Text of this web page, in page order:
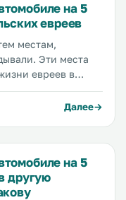
на 5
евреев
местам,
Эти места
евреев в
лагерь Аушвиц
статье.
Далее
на 5
другую